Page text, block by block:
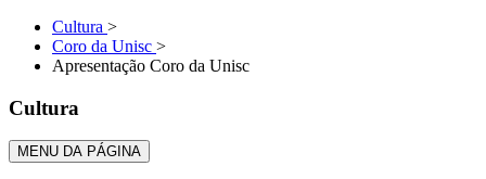
Cultura >
Coro da Unisc >
Apresentação Coro da Unisc
Cultura
MENU DA PÁGINA